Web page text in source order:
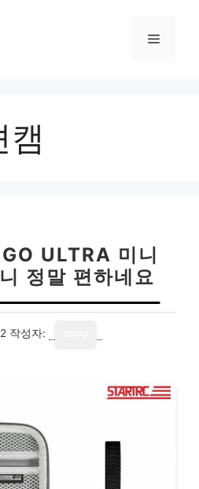
메
캠
ULTRA 미니
정말 편하네요
작성자: